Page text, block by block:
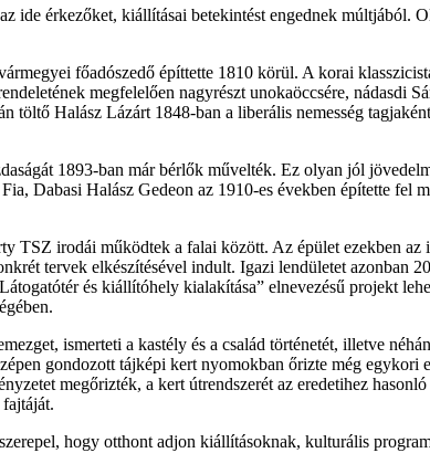
ide érkezőket, kiállításai betekintést engednek múltjából.
főadószedő építtette 1810 körül. A korai
megfelelően nagyrészt unokaöccsére, nádasdi
töltő Halász Lázárt 1848-ban a liberális nemesség
1893-ban már bérlők művelték. Ez olyan jól
Dabasi Halász Gedeon az 1910-es években építette fel
TSZ irodái működtek a falai között. Az épület ezekben
tervek elkészítésével indult. Igazi lendületet azonban
és kiállítóhely kialakítása” elnevezésű projekt
ismerteti a kastély és a család történetét, illetve
gondozott tájképi kert nyomokban őrizte még egykori
megőrizték, a kert útrendszerét az eredetihez
hogy otthont adjon kiállításoknak, kulturális